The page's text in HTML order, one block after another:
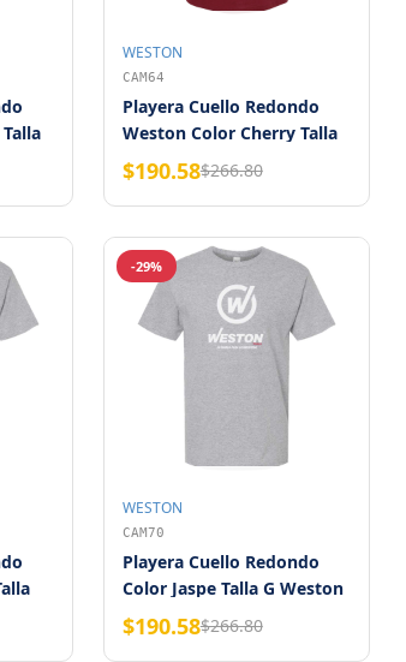
WESTON
CAM64
Playera Cuello Redondo
Weston Color Cherry Talla
M
$190.58$266.80
-29%
WESTON
CAM70
Playera Cuello Redondo
Color Jaspe Talla G Weston
$190.58$266.80